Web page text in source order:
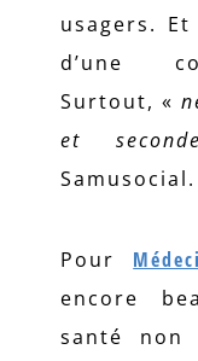
usagers.
d’une
Surtout, «
et
Samusocial.
Pour
encore
santé non